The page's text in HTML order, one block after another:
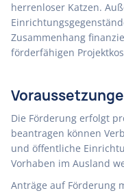
herrenloser Katzen.
Zusammenhang
förderfähigen
Die Förderung erfolgt
beantragen können
und öffentliche
Vorhaben im Ausland
Anträge auf Förderung